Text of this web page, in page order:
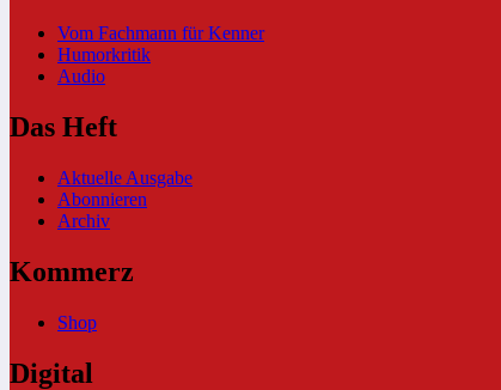
Vom Fachmann für Kenner
Humorkritik
Audio
Das Heft
Aktuelle Ausgabe
Abonnieren
Archiv
Kommerz
Shop
Digital